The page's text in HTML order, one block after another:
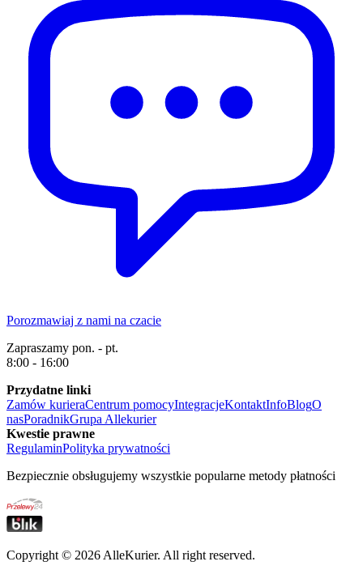
Porozmawiaj z nami na czacie
Zapraszamy pon. - pt.
8:00 - 16:00
Przydatne linki
Zamów kurieraCentrum pomocyIntegracjeKontaktInfoBlogO
nasPoradnikGrupa Allekurier
Kwestie prawne
RegulaminPolityka prywatności
Bezpiecznie obsługujemy wszystkie popularne metody płatności
Copyright © 2026 AlleKurier. All right reserved.